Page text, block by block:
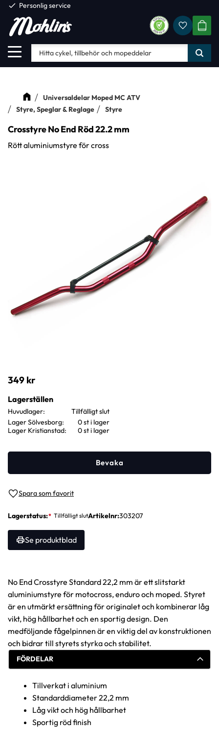
Meny
check Personlig service
Universaldelar Moped MC ATV
Styre, Speglar & Reglage
Styre
Crosstyre No End Röd 22.2 mm
Rött aluminiumstyre för cross
349 kr
Lägg till i favoriter
Bevaka
Lagerstatus Artikelnr 303207
Se produktblad
Lagerställen
Huvudlager
Lager Sölvesborg
0 st i lager
Lager Kristianstad
0 st i lager
No End Crosstyre Standard 22,2 mm är ett slitstarkt
aluminiumstyre för motocross, enduro och moped. Styret
är en utmärkt ersättning för originalet och kombinerar låg
vikt, hög hållbarhet och en sportig design. Den
medföljande fågelpinnen är en viktig del av konstruktionen
och bidrar till styrets styrka och stabilitet.
FÖRDELAR
Tillverkat i aluminium
Standarddiameter 22,2 mm
Låg vikt och hög hållbarhet
Sportig röd finish